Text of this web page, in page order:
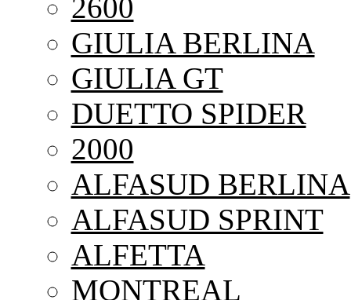
2600
GIULIA BERLINA
GIULIA GT
DUETTO SPIDER
2000
ALFASUD BERLINA
ALFASUD SPRINT
ALFETTA
MONTREAL